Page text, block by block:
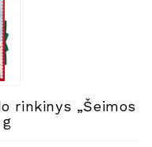
rinkinys „Šeimos